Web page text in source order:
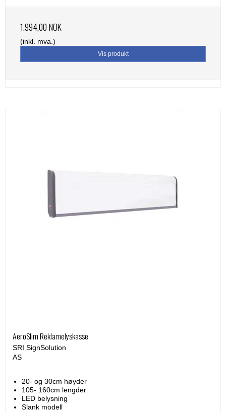
1.994,00 NOK
(inkl. mva.)
Vis produkt
AeroSlim Reklamelyskasse
SRI SignSolution
AS
20- og 30cm høyder
105- 160cm lengder
LED belysning
Slank modell